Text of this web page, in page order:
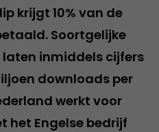
krijgt 10% van de
Soortgelijke
inmiddels cijfers
downloads per
werkt voor
het Engelse bedrijf